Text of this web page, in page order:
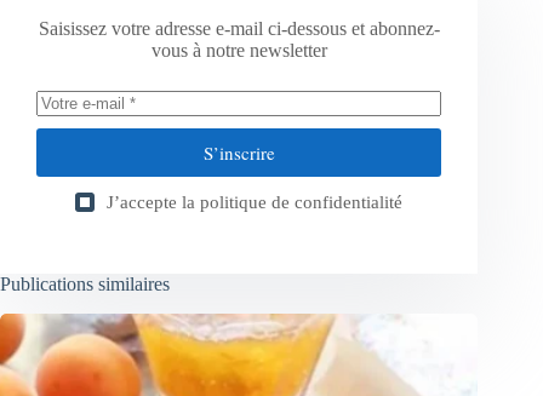
Saisissez votre adresse e-mail ci-dessous et abonnez-
vous à notre newsletter
S’inscrire
J’accepte la politique de confidentialité
Publications similaires